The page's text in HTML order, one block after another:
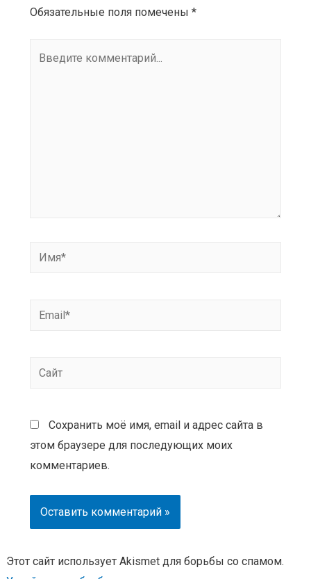
Обязательные поля помечены *
Сохранить моё имя, email и адрес сайта в
этом браузере для последующих моих
комментариев.
Этот сайт использует Akismet для борьбы со спамом.